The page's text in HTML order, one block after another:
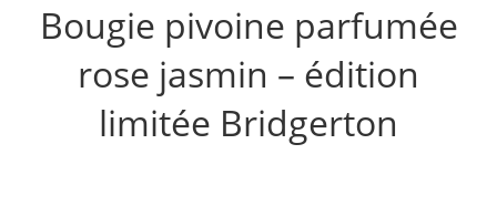
Bougie pivoine parfumée
rose jasmin – édition
limitée Bridgerton